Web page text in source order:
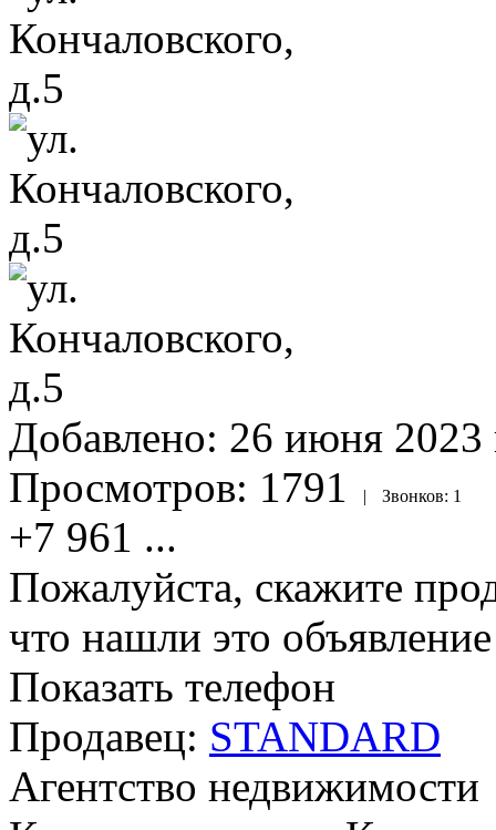
Добавлено: 26 июня 2023
Просмотров: 1791 | Звонков: 1
+7 961 ...
Пожалуйста, скажите
что нашли это
Показать телефон
Продавец: STANDARD
Агентство недвижимости